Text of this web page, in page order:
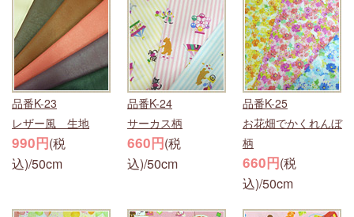
品番K-23
レザー風 生地
990円(税
込)/50cm
品番K-24
サーカス柄
660円(税
込)/50cm
品番K-25
お花畑でかくれんぼ
柄
660円(税
込)/50cm